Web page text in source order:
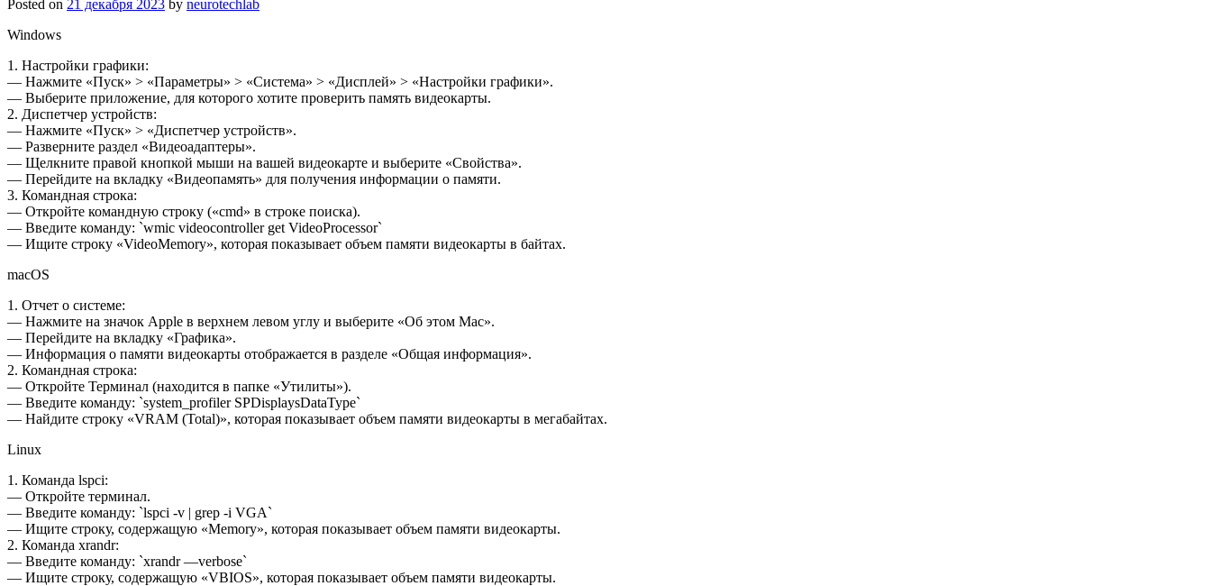
Posted on 21 декабря 2023 by neurotechlab
Windows
1. Настройки графики:
— Нажмите «Пуск» > «Параметры» > «Система» > «Дисплей» > «Настройки графики».
— Выберите приложение, для которого хотите проверить память видеокарты.
2. Диспетчер устройств:
— Нажмите «Пуск» > «Диспетчер устройств».
— Разверните раздел «Видеоадаптеры».
— Щелкните правой кнопкой мыши на вашей видеокарте и выберите «Свойства».
— Перейдите на вкладку «Видеопамять» для получения информации о памяти.
3. Командная строка:
— Откройте командную строку («cmd» в строке поиска).
— Введите команду: `wmic videocontroller get VideoProcessor`
— Ищите строку «VideoMemory», которая показывает объем памяти видеокарты в байтах.
macOS
1. Отчет о системе:
— Нажмите на значок Apple в верхнем левом углу и выберите «Об этом Mac».
— Перейдите на вкладку «Графика».
— Информация о памяти видеокарты отображается в разделе «Общая информация».
2. Командная строка:
— Откройте Терминал (находится в папке «Утилиты»).
— Введите команду: `system_profiler SPDisplaysDataType`
— Найдите строку «VRAM (Total)», которая показывает объем памяти видеокарты в мегабайтах.
Linux
1. Команда lspci:
— Откройте терминал.
— Введите команду: `lspci -v | grep -i VGA`
— Ищите строку, содержащую «Memory», которая показывает объем памяти видеокарты.
2. Команда xrandr:
— Введите команду: `xrandr —verbose`
— Ищите строку, содержащую «VBIOS», которая показывает объем памяти видеокарты.